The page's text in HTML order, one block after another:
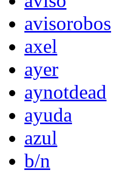
avisorobos
axel
ayer
aynotdead
ayuda
azul
b/n